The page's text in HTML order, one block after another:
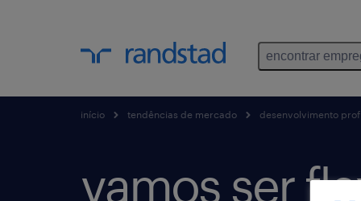
encontrar
início tendências de mercado desenvolvimento
vamos ser